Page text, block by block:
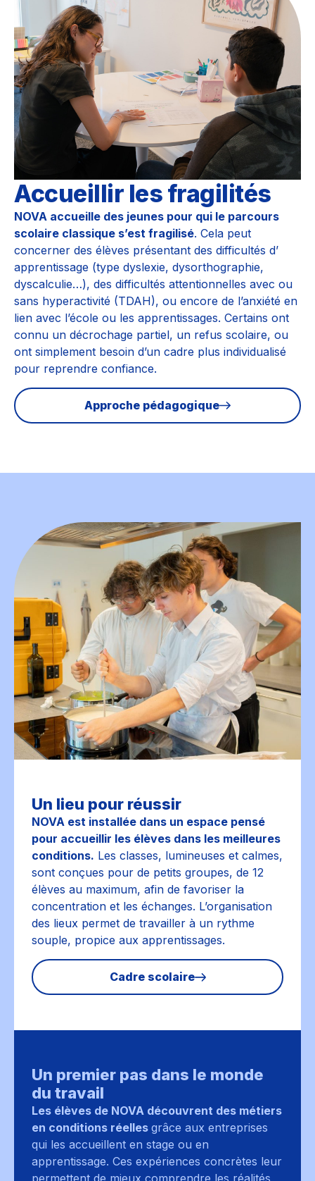
Accueillir les fragilités
NOVA accueille des jeunes pour qui le parcours
scolaire classique s’est fragilisé. Cela peut
concerner des élèves présentant des difficultés d’
apprentissage (type dyslexie, dysorthographie,
dyscalculie…), des difficultés attentionnelles avec ou
sans hyperactivité (TDAH), ou encore de l’anxiété en
lien avec l’école ou les apprentissages. Certains ont
connu un décrochage partiel, un refus scolaire, ou
ont simplement besoin d’un cadre plus individualisé
pour reprendre confiance.
Approche pédagogique
Un lieu pour réussir
NOVA est installée dans un espace pensé
pour accueillir les élèves dans les meilleures
conditions. Les classes, lumineuses et calmes,
sont conçues pour de petits groupes, de 12
élèves au maximum, afin de favoriser la
concentration et les échanges. L’organisation
des lieux permet de travailler à un rythme
souple, propice aux apprentissages.
Cadre scolaire
Un premier pas dans le monde
du travail
Les élèves de NOVA découvrent des métiers
en conditions réelles grâce aux entreprises
qui les accueillent en stage ou en
apprentissage. Ces expériences concrètes leur